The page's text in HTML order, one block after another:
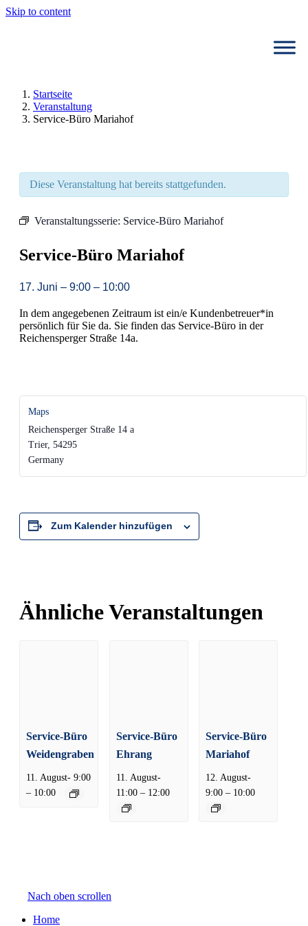
Skip to content
Startseite
Veranstaltung
Service-Büro Mariahof
Diese Veranstaltung hat bereits stattgefunden.
Veranstaltungsserie: Service-Büro Mariahof
Service-Büro Mariahof
17. Juni – 9:00 – 10:00
In dem angegebenen Zeitraum ist ein/e Kundenbetreuer*in
persönlich für Sie da. Sie finden das Service-Büro in der
Reichensperger Straße 14a.
Maps
Reichensperger Straße 14 a
Trier, 54295
Germany
Zum Kalender hinzufügen
Ähnliche Veranstaltungen
Service-Büro
Weidengraben
11. August- 9:00
– 10:00
Service-Büro
Ehrang
11. August-
11:00– 12:00
Service-Büro
Mariahof
12. August-
9:00 – 10:00
Nach oben scrollen
Home